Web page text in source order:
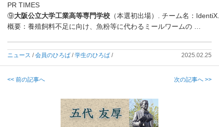
PR TIMES
⑨大阪公立大学工業高等専門学校 （本選初出場）. チーム名：
概要：養殖飼料不足に向け、魚粉等に代わるミールワームの …
ニュース /会員のひろば /学生のひろば / 2025.02.25
<< 前の記事へ 次の記事へ >>